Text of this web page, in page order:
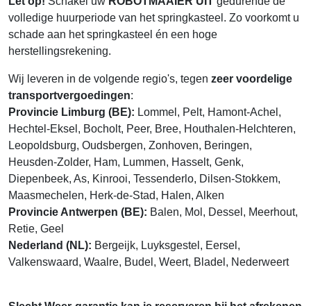
volledige huurperiode van het springkasteel. Zo voorkomt u
schade aan het springkasteel én een hoge
herstellingsrekening.
Wij leveren in de volgende regio's, tegen zeer voordelige
transportvergoedingen:
Provincie Limburg (BE): Lommel, Pelt, Hamont-Achel,
Hechtel-Eksel, Bocholt, Peer, Bree, Houthalen-Helchteren,
Leopoldsburg, Oudsbergen, Zonhoven, Beringen,
Heusden-Zolder, Ham, Lummen, Hasselt, Genk,
Diepenbeek, As, Kinrooi, Tessenderlo, Dilsen-Stokkem,
Maasmechelen, Herk-de-Stad, Halen, Alken
Provincie Antwerpen (BE): Balen, Mol, Dessel, Meerhout,
Retie, Geel
Nederland (NL): Bergeijk, Luyksgestel, Eersel,
Valkenswaard, Waalre, Budel, Weert, Bladel, Nederweert